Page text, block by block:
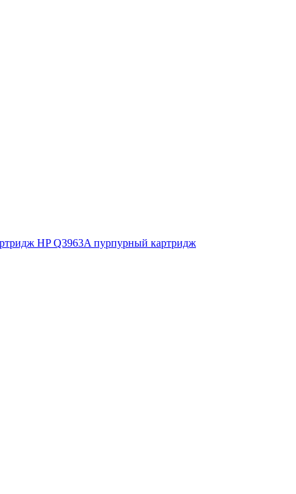
HP Q3963A пурпурный картридж